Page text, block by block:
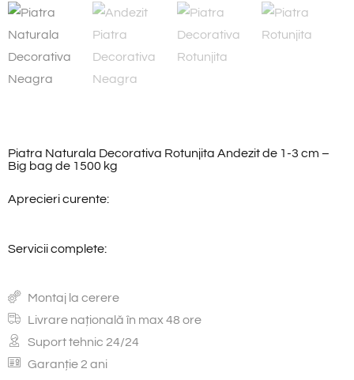
Piatra Naturala Decorativa Rotunjita Andezit de 1-3 cm –
Big bag de 1500 kg
Aprecieri curente:
Servicii complete:
Montaj la cerere
Livrare națională în max 48 ore
Suport tehnic 24/24
Garanție 2 ani